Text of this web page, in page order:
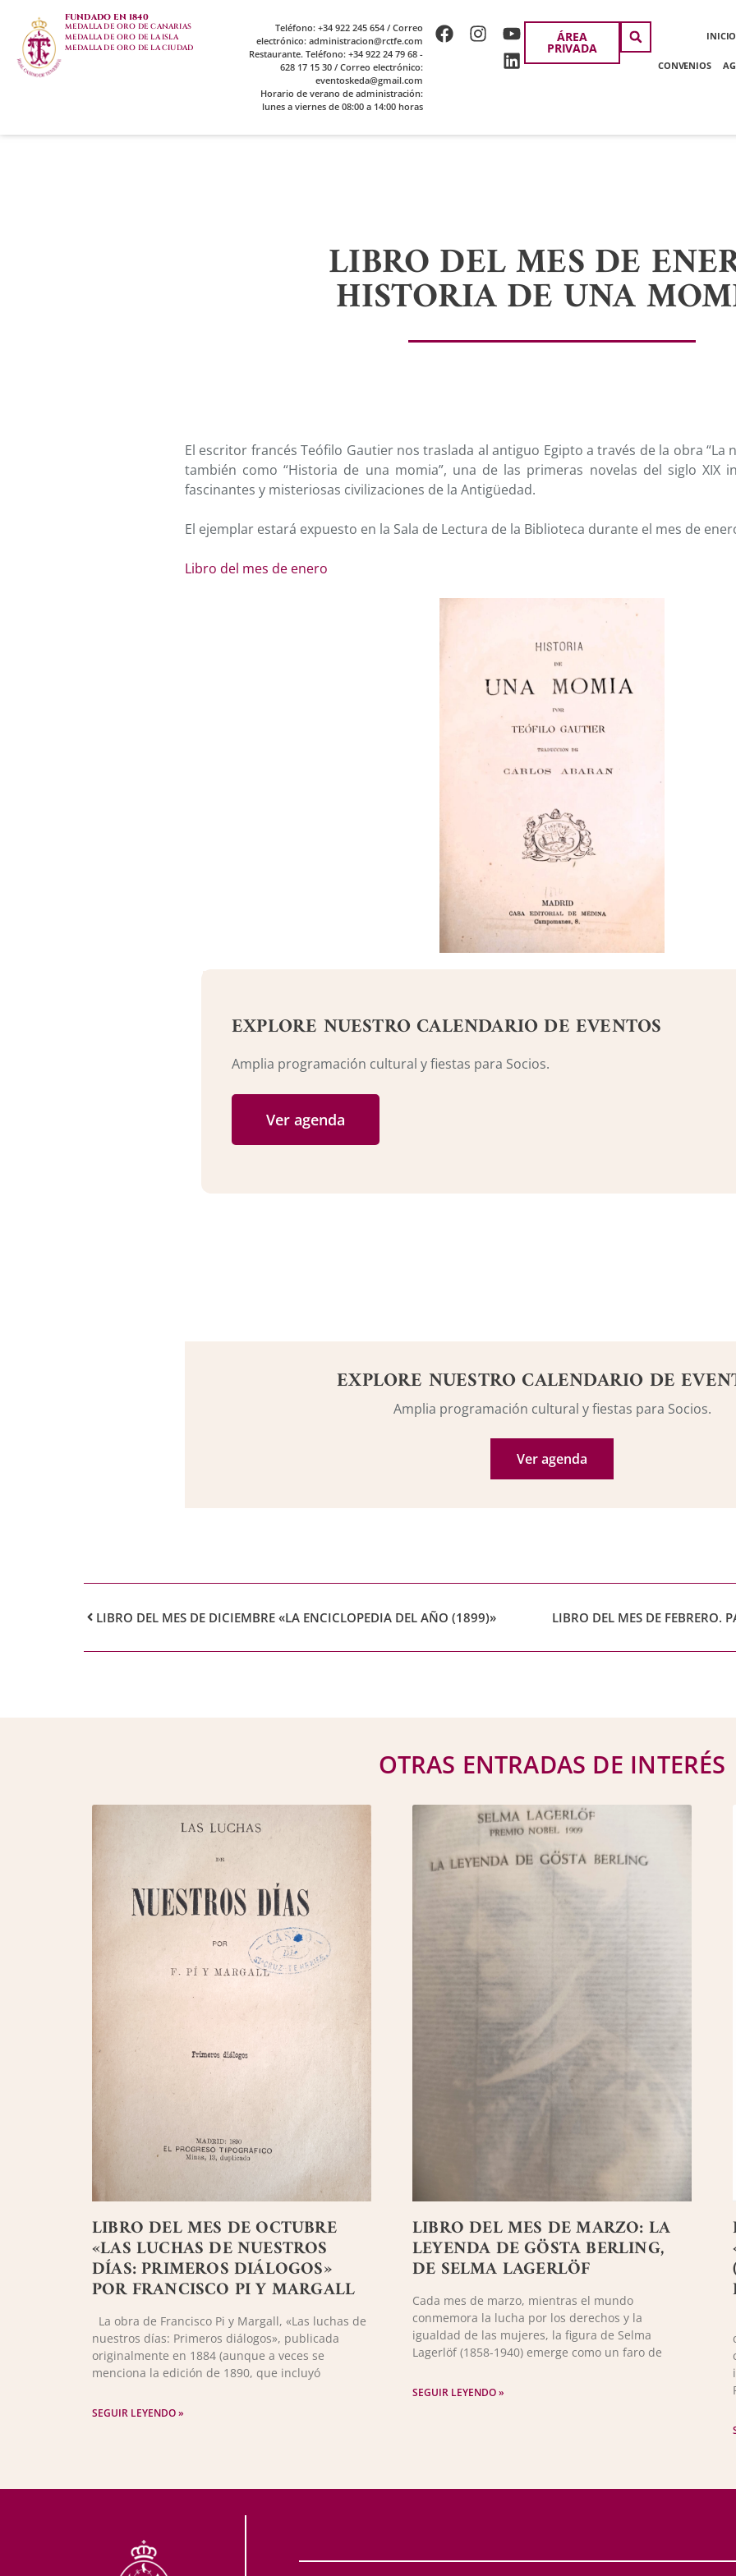
FUNDADO EN 1840
MEDALLA DE ORO DE CANARIAS
MEDALLA DE ORO DE LA ISLA
MEDALLA DE ORO DE LA CIUDAD
Teléfono: +34 922 245 654 / Correo
electrónico: administracion@rctfe.com
Restaurante. Teléfono: +34 922 24 79 68 -
628 17 15 30 / Correo electrónico:
eventoskeda@gmail.com
Horario de verano de administración:
lunes a viernes de 08:00 a 14:00 horas
ÁREA
PRIVADA
INICIO
CONVENIOS
LIBRO DEL MES DE
HISTORIA DE UNA
El escritor francés Teófilo Gautier nos traslada al antiguo Egipto a través de la obra “La
también como “Historia de una momia”, una de las primeras novelas del siglo XIX
fascinantes y misteriosas civilizaciones de la Antigüedad.
El ejemplar estará expuesto en la Sala de Lectura de la Biblioteca durante el mes de
Libro del mes de enero
EXPLORE NUESTRO CALENDARIO DE EVENTOS
Amplia programación cultural y fiestas para Socios.
Ver agenda
EXPLORE NUESTRO CALENDARIO DE
Amplia programación cultural y fiestas para Socios.
Ver agenda
LIBRO DEL MES DE DICIEMBRE «LA ENCICLOPEDIA DEL AÑO (1899)»
OTRAS ENTRADAS DE INTERÉS
LIBRO DEL MES DE OCTUBRE
«LAS LUCHAS DE NUESTROS
DÍAS: PRIMEROS DIÁLOGOS»
POR FRANCISCO PI Y MARGALL
La obra de Francisco Pi y Margall, «Las luchas de
nuestros días: Primeros diálogos», publicada
originalmente en 1884 (aunque a veces se
menciona la edición de 1890, que incluyó
SEGUIR LEYENDO »
LIBRO DEL MES DE MARZO: LA
LEYENDA DE GÖSTA BERLING,
DE SELMA LAGERLÖF
Cada mes de marzo, mientras el mundo
conmemora la lucha por los derechos y la
igualdad de las mujeres, la figura de Selma
Lagerlöf (1858-1940) emerge como un faro de
SEGUIR LEYENDO »